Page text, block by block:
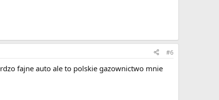
#6
fajne auto ale to polskie gazownictwo mnie